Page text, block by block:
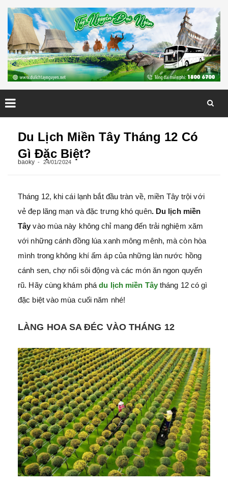
Du Lịch Miền Tây Tháng 12 Có
Gì Đặc Biệt?
baoky 24/01/2024
Tháng 12, khi cái lạnh bắt đầu tràn về, miền Tây trội với
vẻ đẹp lãng mạn và đặc trưng khó quên. Du lịch miền
Tây vào mùa này không chỉ mang đến trải nghiệm xăm
với những cánh đồng lúa xanh mông mênh, mà còn hòa
mình trong không khí ấm áp của những làn nước hồng
cánh sen, chợ nổi sôi động và các món ăn ngon quyến
rũ. Hãy cùng khám phá du lịch miền Tây tháng 12 có gì
đặc biệt vào mùa cuối năm nhé!
LÀNG HOA SA ĐÉC VÀO THÁNG 12